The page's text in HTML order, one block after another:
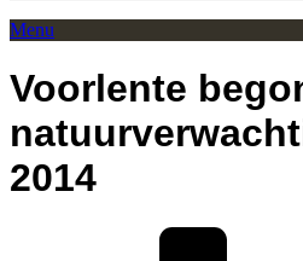
Menu
Voorlente
2014